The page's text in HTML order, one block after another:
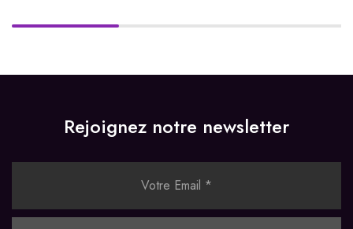
Rejoignez notre newsletter